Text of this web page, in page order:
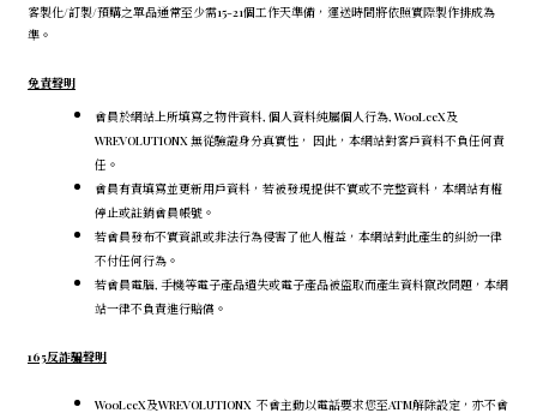
客製化/訂製/預購之單品通常至少需15-21個工作天準備，運送時間將依照實際製作排成為
準。
免責聲明
會員於網站上所填寫之物件資料, 個人資料純屬個人行為, WooLeeX及
WREVOLUTIONX 無從驗證身分真實性， 因此，本網站對客戶資料不負任何責
任。
會員有責填寫並更新用戶資料，若被發現提供不實或不完整資料，本網站有權
停止或註銷會員帳號。
若會員發布不實資訊或非法行為侵害了他人權益，本網站對此產生的糾紛一律
不付任何行為。
若會員電腦, 手機等電子產品遺失或電子產品被盜取而產生資料竄改問題，本網
站一律不負責進行賠償。
165反詐騙聲明
WooLeeX及WREVOLUTIONX 不會主動以電話要求您至ATM解除設定， 亦不會